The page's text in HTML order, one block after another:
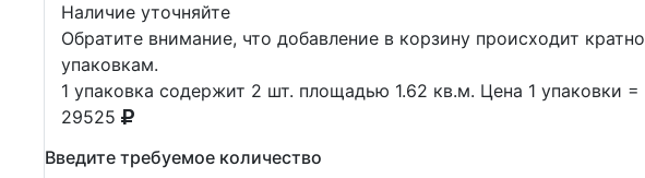
Наличие уточняйте
Обратите внимание, что добавление в корзину происходит кратно
упаковкам.
1 упаковка содержит 2 шт. площадью 1.62 кв.м. Цена 1 упаковки =
29525
Введите требуемое количество